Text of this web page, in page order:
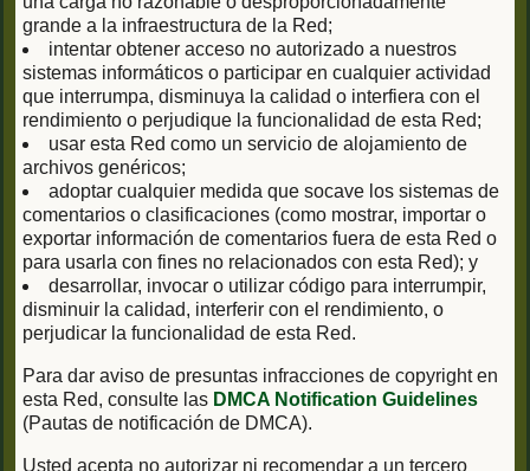
grande a la infraestructura de la Red;
intentar obtener acceso no autorizado a nuestros
sistemas informáticos o participar en cualquier actividad
que interrumpa, disminuya la calidad o interfiera con el
rendimiento o perjudique la funcionalidad de esta Red;
usar esta Red como un servicio de alojamiento de
archivos genéricos;
adoptar cualquier medida que socave los sistemas de
comentarios o clasificaciones (como mostrar, importar o
exportar información de comentarios fuera de esta Red o
para usarla con fines no relacionados con esta Red); y
desarrollar, invocar o utilizar código para interrumpir,
disminuir la calidad, interferir con el rendimiento, o
perjudicar la funcionalidad de esta Red.
Para dar aviso de presuntas infracciones de copyright en
esta Red, consulte las DMCA Notification Guidelines
(Pautas de notificación de DMCA).
Usted acepta no autorizar ni recomendar a un tercero